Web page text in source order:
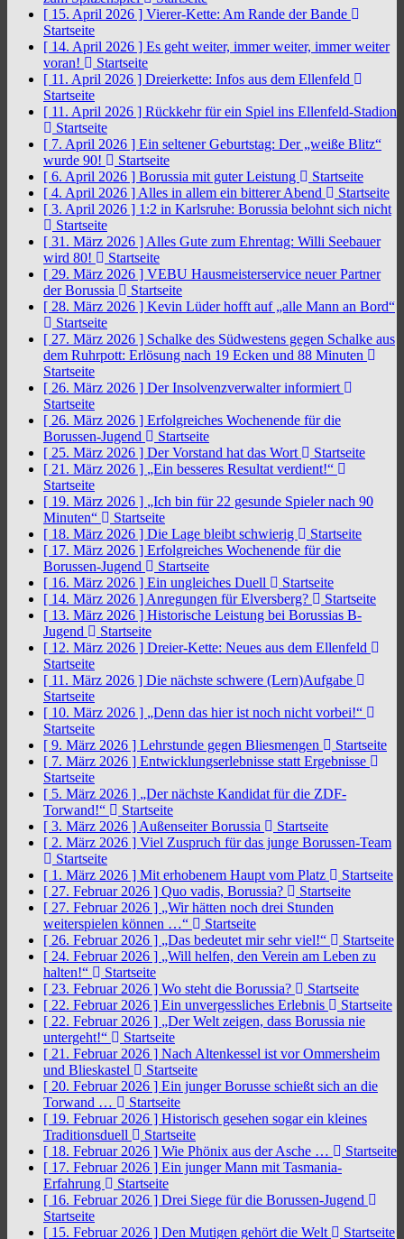
[ 15. April 2026 ] Vierer-Kette: Am Rande der Bande
Startseite
[ 14. April 2026 ] Es geht weiter, immer weiter, immer weiter
voran!
Startseite
[ 11. April 2026 ] Dreierkette: Infos aus dem Ellenfeld
Startseite
[ 11. April 2026 ] Rückkehr für ein Spiel ins Ellenfeld-Stadion
Startseite
[ 7. April 2026 ] Ein seltener Geburtstag: Der „weiße Blitz“
wurde 90!
Startseite
[ 6. April 2026 ] Borussia mit guter Leistung
Startseite
[ 4. April 2026 ] Alles in allem ein bitterer Abend
Startseite
[ 3. April 2026 ] 1:2 in Karlsruhe: Borussia belohnt sich nicht
Startseite
[ 31. März 2026 ] Alles Gute zum Ehrentag: Willi Seebauer
wird 80!
Startseite
[ 29. März 2026 ] VEBU Hausmeisterservice neuer Partner
der Borussia
Startseite
[ 28. März 2026 ] Kevin Lüder hofft auf „alle Mann an Bord“
Startseite
[ 27. März 2026 ] Schalke des Südwestens gegen Schalke aus
dem Ruhrpott: Erlösung nach 19 Ecken und 88 Minuten
Startseite
[ 26. März 2026 ] Der Insolvenzverwalter informiert
Startseite
[ 26. März 2026 ] Erfolgreiches Wochenende für die
Borussen-Jugend
Startseite
[ 25. März 2026 ] Der Vorstand hat das Wort
Startseite
[ 21. März 2026 ] „Ein besseres Resultat verdient!“
Startseite
[ 19. März 2026 ] „Ich bin für 22 gesunde Spieler nach 90
Minuten“
Startseite
[ 18. März 2026 ] Die Lage bleibt schwierig
Startseite
[ 17. März 2026 ] Erfolgreiches Wochenende für die
Borussen-Jugend
Startseite
[ 16. März 2026 ] Ein ungleiches Duell
Startseite
[ 14. März 2026 ] Anregungen für Elversberg?
Startseite
[ 13. März 2026 ] Historische Leistung bei Borussias B-
Jugend
Startseite
[ 12. März 2026 ] Dreier-Kette: Neues aus dem Ellenfeld
Startseite
[ 11. März 2026 ] Die nächste schwere (Lern)Aufgabe
Startseite
[ 10. März 2026 ] „Denn das hier ist noch nicht vorbei!“
Startseite
[ 9. März 2026 ] Lehrstunde gegen Bliesmengen
Startseite
[ 7. März 2026 ] Entwicklungserlebnisse statt Ergebnisse
Startseite
[ 5. März 2026 ] „Der nächste Kandidat für die ZDF-
Torwand!“
Startseite
[ 3. März 2026 ] Außenseiter Borussia
Startseite
[ 2. März 2026 ] Viel Zuspruch für das junge Borussen-Team
Startseite
[ 1. März 2026 ] Mit erhobenem Haupt vom Platz
Startseite
[ 27. Februar 2026 ] Quo vadis, Borussia?
Startseite
[ 27. Februar 2026 ] „Wir hätten noch drei Stunden
weiterspielen können …“
Startseite
[ 26. Februar 2026 ] „Das bedeutet mir sehr viel!“
Startseite
[ 24. Februar 2026 ] „Will helfen, den Verein am Leben zu
halten!“
Startseite
[ 23. Februar 2026 ] Wo steht die Borussia?
Startseite
[ 22. Februar 2026 ] Ein unvergessliches Erlebnis
Startseite
[ 22. Februar 2026 ] „Der Welt zeigen, dass Borussia nie
untergeht!“
Startseite
[ 21. Februar 2026 ] Nach Altenkessel ist vor Ommersheim
und Blieskastel
Startseite
[ 20. Februar 2026 ] Ein junger Borusse schießt sich an die
Torwand …
Startseite
[ 19. Februar 2026 ] Historisch gesehen sogar ein kleines
Traditionsduell
Startseite
[ 18. Februar 2026 ] Wie Phönix aus der Asche …
Startseite
[ 17. Februar 2026 ] Ein junger Mann mit Tasmania-
Erfahrung
Startseite
[ 16. Februar 2026 ] Drei Siege für die Borussen-Jugend
Startseite
[ 15. Februar 2026 ] Den Mutigen gehört die Welt
Startseite